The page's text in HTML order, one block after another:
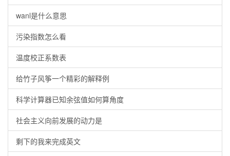
wanl是什么意思
污染指数怎么看
温度校正系数表
给竹子风筝一个精彩的解释例
科学计算器已知余弦值如何算角度
社会主义向前发展的动力是
剩下的我来完成英文